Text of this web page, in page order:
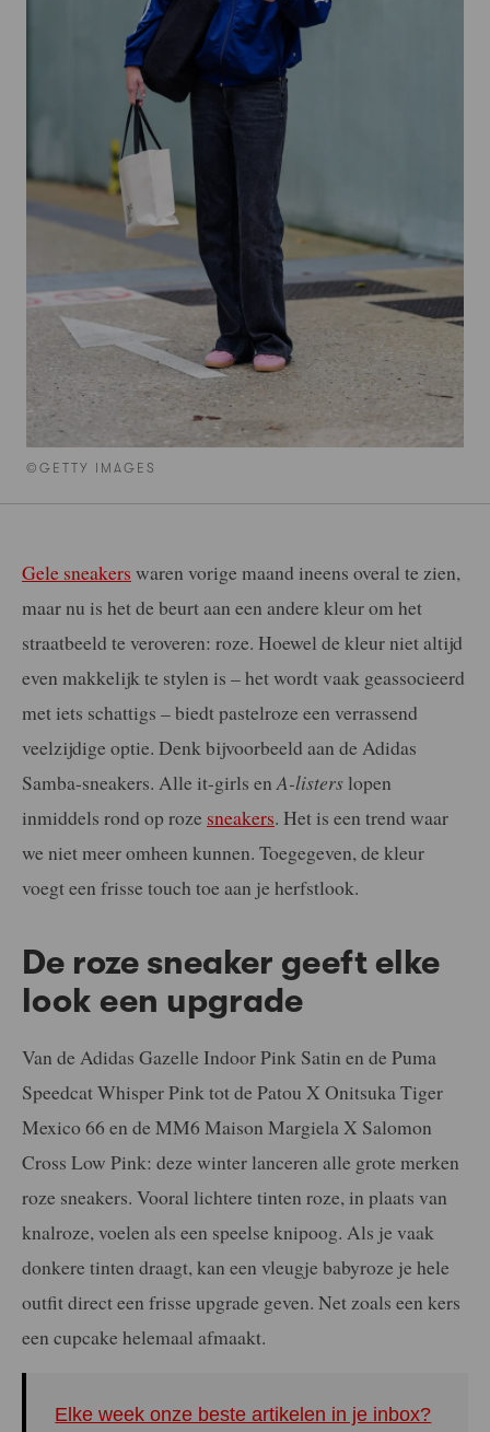
©GETTY IMAGES
Gele sneakers waren vorige maand ineens overal te zien,
maar nu is het de beurt aan een andere kleur om het
straatbeeld te veroveren: roze. Hoewel de kleur niet altijd
even makkelijk te stylen is – het wordt vaak geassocieerd
met iets schattigs – biedt pastelroze een verrassend
veelzijdige optie. Denk bijvoorbeeld aan de Adidas
Samba-sneakers. Alle it-girls en A-listers lopen
inmiddels rond op roze sneakers. Het is een trend waar
we niet meer omheen kunnen. Toegegeven, de kleur
voegt een frisse touch toe aan je herfstlook.
De roze sneaker geeft elke
look een upgrade
Van de Adidas Gazelle Indoor Pink Satin en de Puma
Speedcat Whisper Pink tot de Patou X Onitsuka Tiger
Mexico 66 en de MM6 Maison Margiela X Salomon
Cross Low Pink: deze winter lanceren alle grote merken
roze sneakers. Vooral lichtere tinten roze, in plaats van
knalroze, voelen als een speelse knipoog. Als je vaak
donkere tinten draagt, kan een vleugje babyroze je hele
outfit direct een frisse upgrade geven. Net zoals een kers
een cupcake helemaal afmaakt.
Elke week onze beste artikelen in je inbox?